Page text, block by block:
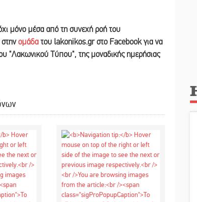
μόνο μέσα από τη συνεχή ροή του
ομάδα του lakonikos.gr στο Facebook για να
"Λακωνικού Τύπου", της μοναδικής ημερήσιας